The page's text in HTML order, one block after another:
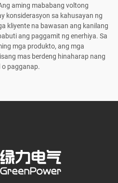
aming mababang voltong
konsiderasyon sa kahusayan ng
kliyente na bawasan ang kanilang
ang paggamit ng enerhiya. Sa
mga produkto, ang mga
mas berdeng hinaharap nang
o pagganap.